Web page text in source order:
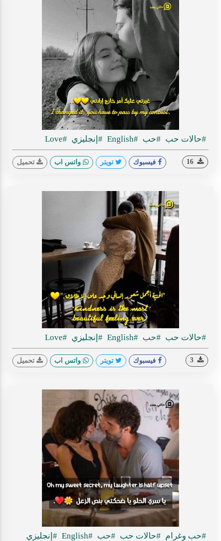
#حالات حب #حب #English #إنجليزي #Love
فيسبوك تويتر واتس اب تحميل
#حالات حب #حب #English #إنجليزي #Love
فيسبوك تويتر واتس اب تحميل
#حب وغرام #حالات حب #حب #English #إنجليزي